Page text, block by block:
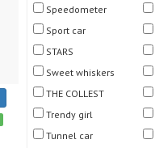
Speedometer
Sport car
STARS
Sweet whiskers
THE COLLEST
Trendy girl
Tunnel car